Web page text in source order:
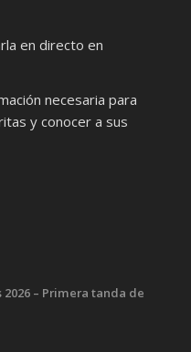
en directo en
necesaria para
y conocer a sus
– Primera tanda de